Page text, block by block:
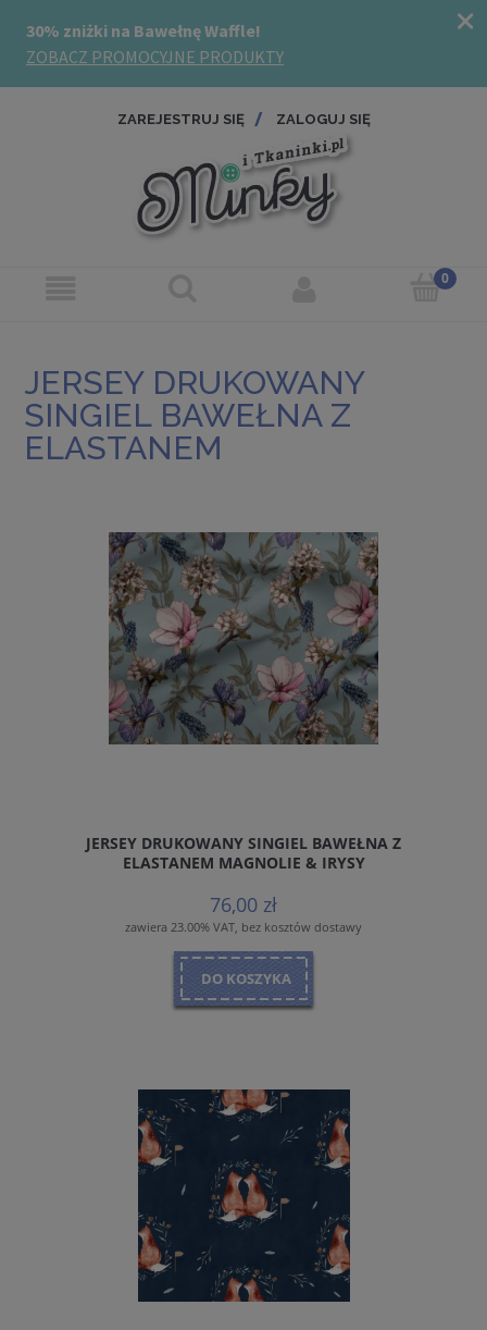
ZAREJESTRUJ SIĘ ZALOGUJ SIĘ
JERSEY DRUKOWANY
SINGIEL BAWEŁNA Z
ELASTANEM
JERSEY DRUKOWANY SINGIEL BAWEŁNA Z
ELASTANEM MAGNOLIE & IRYSY
76,00 zł
zawiera 23.00% VAT, bez kosztów dostawy
DO KOSZYKA